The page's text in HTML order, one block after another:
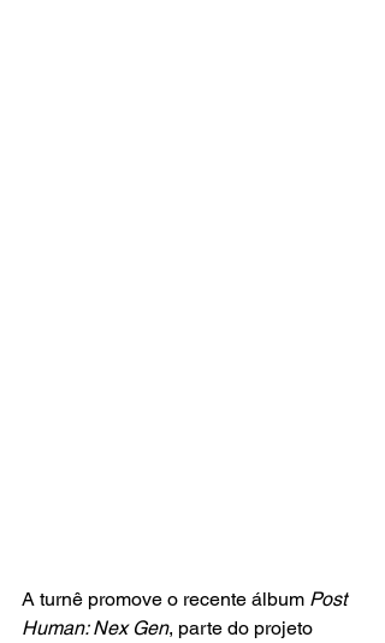
A turnê promove o recente álbum Post
Human: Nex Gen, parte do projeto